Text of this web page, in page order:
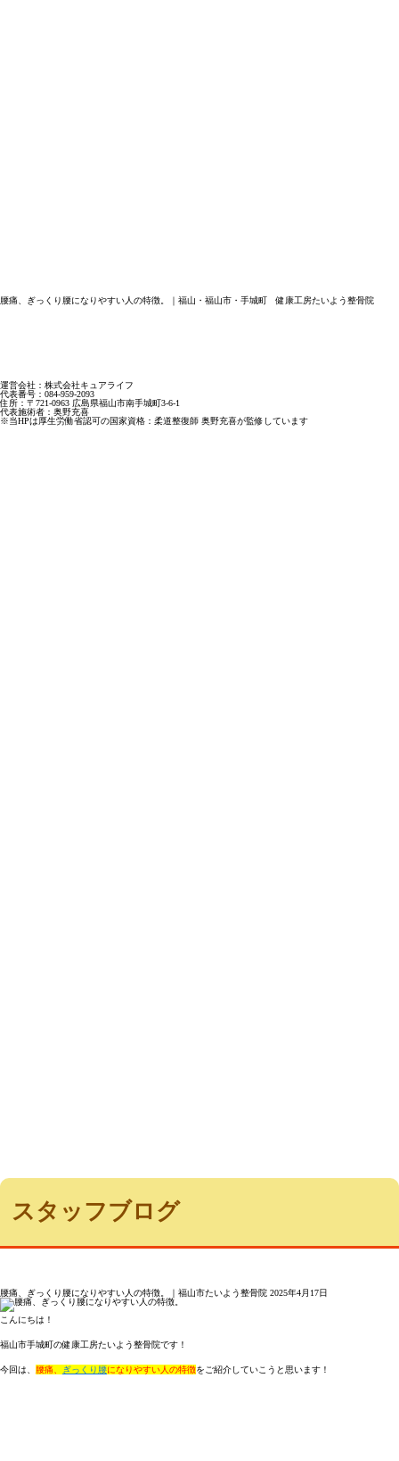
腰痛、ぎっくり腰になりやすい人の特徴。｜福山・福山市・手城町 健康工房たいよう整骨院
運営会社：株式会社キュアライフ
代表番号：084-959-2093
住所：〒721-0963 広島県福山市南手城町3-6-1
代表施術者：奥野充喜
※当HPは厚生労働省認可の国家資格：柔道整復師 奥野充喜が監修しています
スタッフブログ
腰痛、ぎっくり腰になりやすい人の特徴。｜福山市たいよう整骨院 2025年4月17日
こんにちは！
福山市手城町の健康工房たいよう整骨院です！
今回は、 腰痛、 ぎっくり腰になりやすい人の特徴をご紹介していこうと思います！